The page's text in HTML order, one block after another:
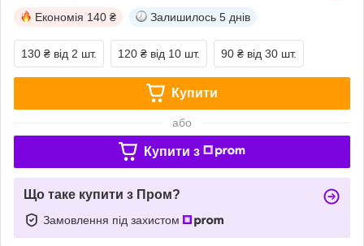
Економія 140 ₴ Залишилось 5 днів
130 ₴ від 2 шт. 120 ₴ від 10 шт. 90 ₴ від 30 шт.
Купити
або
Купити з
Що таке купити з Пром?
Замовлення під захистом